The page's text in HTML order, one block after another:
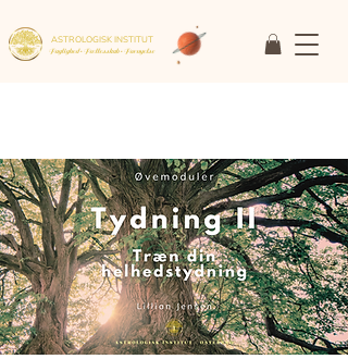
ASTROLOGISK INSTITUT
Faglighed • Fællesskab• Fornyelse